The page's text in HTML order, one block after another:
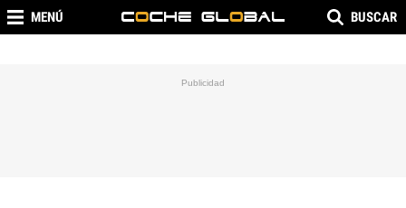
MENÚ BUSCAR